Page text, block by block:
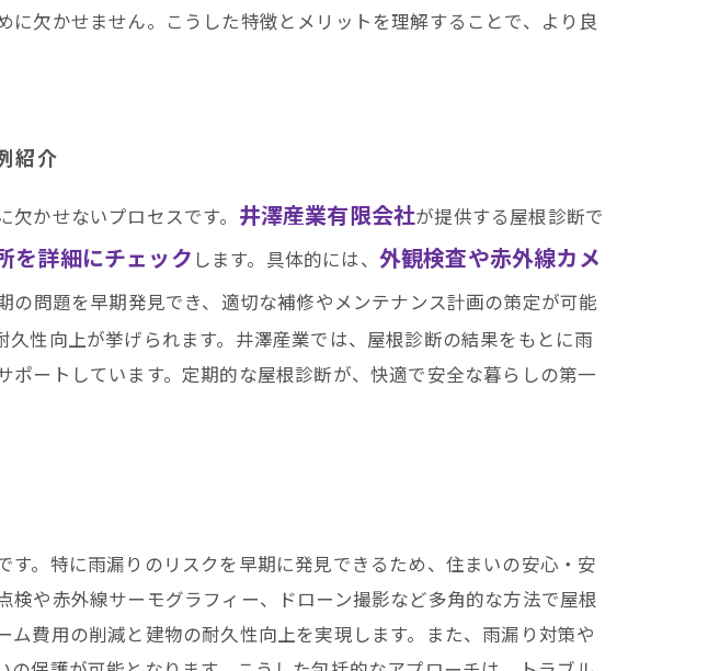
欠かせません。こうした特徴とメリットを理解することで、より良
紹介
かせないプロセスです。 井澤産業有限会社が提供する屋根診断で
を詳細にチェック します。具体的には、 外観検査や赤外線カメ
の問題を早期発見でき、適切な補修やメンテナンス計画の策定が可能
性向上が挙げられます。井澤産業では、屋根診断の結果をもとに雨
ートしています。定期的な屋根診断が、快適で安全な暮らしの第一
。特に雨漏りのリスクを早期に発見できるため、住まいの安心・安
や赤外線サーモグラフィー、ドローン撮影など多角的な方法で屋根
費用の削減と建物の耐久性向上を実現します。また、雨漏り対策や